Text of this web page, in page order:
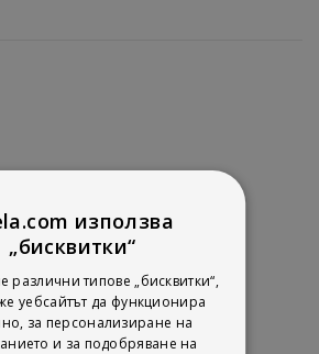
използва
„бисквитки“
различни типове „бисквитки“,
уебсайтът да функционира
за персонализиране на
и за подобряване на